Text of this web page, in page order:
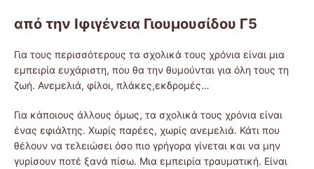
από την Ιφιγένεια Γιουμουσίδου Γ5
Για τους περισσότερους τα σχολικά τους χρόνια είναι μια
εμπειρία ευχάριστη, που θα την θυμούνται για όλη τους τη
ζωή. Ανεμελιά, φίλοι, πλάκες,εκδρομές…
Για κάποιους άλλους όμως, τα σχολικά τους χρόνια είναι
ένας εφιάλτης. Χωρίς παρέες, χωρίς ανεμελιά. Κάτι που
θέλουν να τελειώσει όσο πιο γρήγορα γίνεται και να μην
γυρίσουν ποτέ ξανά πίσω. Μια εμπειρία τραυματική. Είναι